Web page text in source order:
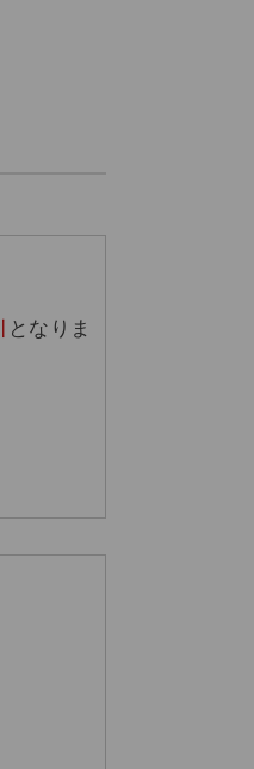
となりま